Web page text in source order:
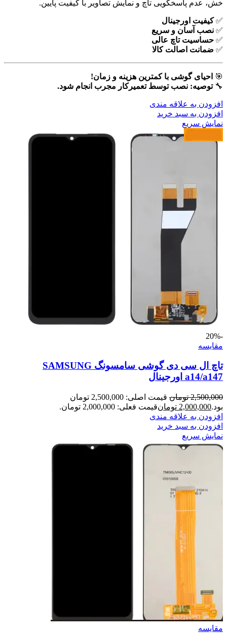
خش، عدم پاسخگویی تاچ و نمایش تصاویر با کیفیت پایین.
✅کیفیت اورجینال
✅ نصب آسان و سریع
✅ حساسیت تاچ عالی
✅ ضمانت اصالت کالا
🎯 احیای گوشی با کمترین هزینه و زمان!
🔧توصیه: نصب توسط تعمیرکار مجرب انجام شود.
افزودن به علاقه مندی
افزودن به سبد خرید
نمایش سریع
-20%
مقايسه
تاچ ال سی دی گوشی سامسونگ SAMSUNG
a14/a147 اورجینال
2,500,000 تومان
قیمت اصلی: 2,500,000 تومان
بود.2,000,000 تومانقیمت فعلی: 2,000,000 تومان.
افزودن به علاقه مندی
افزودن به سبد خرید
نمایش سریع
مقايسه